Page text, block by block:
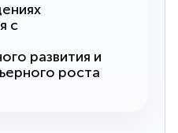
с
развития и
роста